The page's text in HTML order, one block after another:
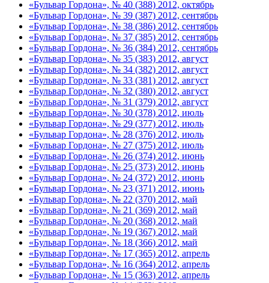
«Бульвар Гордона», № 40 (388) 2012, октябрь
«Бульвар Гордона», № 39 (387) 2012, сентябрь
«Бульвар Гордона», № 38 (386) 2012, сентябрь
«Бульвар Гордона», № 37 (385) 2012, сентябрь
«Бульвар Гордона», № 36 (384) 2012, сентябрь
«Бульвар Гордона», № 35 (383) 2012, август
«Бульвар Гордона», № 34 (382) 2012, август
«Бульвар Гордона», № 33 (381) 2012, август
«Бульвар Гордона», № 32 (380) 2012, август
«Бульвар Гордона», № 31 (379) 2012, август
«Бульвар Гордона», № 30 (378) 2012, июль
«Бульвар Гордона», № 29 (377) 2012, июль
«Бульвар Гордона», № 28 (376) 2012, июль
«Бульвар Гордона», № 27 (375) 2012, июль
«Бульвар Гордона», № 26 (374) 2012, июнь
«Бульвар Гордона», № 25 (373) 2012, июнь
«Бульвар Гордона», № 24 (372) 2012, июнь
«Бульвар Гордона», № 23 (371) 2012, июнь
«Бульвар Гордона», № 22 (370) 2012, май
«Бульвар Гордона», № 21 (369) 2012, май
«Бульвар Гордона», № 20 (368) 2012, май
«Бульвар Гордона», № 19 (367) 2012, май
«Бульвар Гордона», № 18 (366) 2012, май
«Бульвар Гордона», № 17 (365) 2012, апрель
«Бульвар Гордона», № 16 (364) 2012, апрель
«Бульвар Гордона», № 15 (363) 2012, апрель